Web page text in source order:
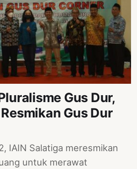
Gus Dur,
Gus Dur
IAIN Salatiga meresmikan
untuk merawat